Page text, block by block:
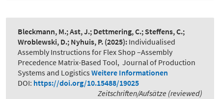
Bleckmann, M.; Ast, J.; Dettmering, C.; Steffens, C.;
Wroblewski, D.; Nyhuis, P. (2025): Individualised
Assembly Instructions for Flex Shop –Assembly
Precedence Matrix-Based Tool, Journal of Production
Systems and Logistics Weitere Informationen
DOI: https://doi.org/10.15488/19025
Zeitschriften/Aufsätze (reviewed)